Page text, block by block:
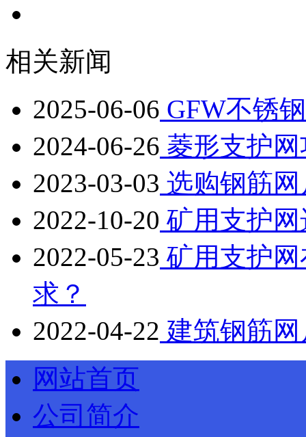
相关新闻
2025-06-06 GFW不锈
2024-06-26 菱形支护
2023-03-03 选购钢筋
2022-10-20 矿用支护
2022-05-23 矿用支护
求？
2022-04-22 建筑钢筋
网站首页
公司简介